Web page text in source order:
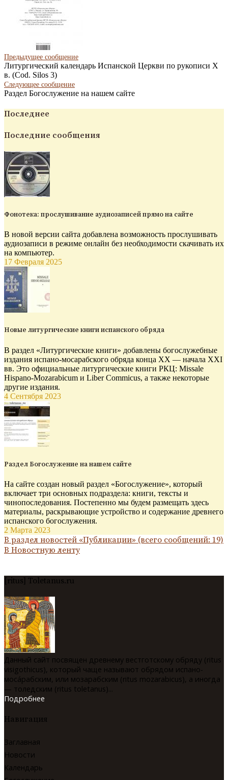
Предыдущее сообщение
Литургический календарь Испанской Церкви по рукописи X
в. (Cod. Silos 3)
Следующее сообщение
Раздел Богослужение на нашем сайте
Последнее
Последние сообщения
Фонотека: прослушивание аудиозаписей прямо на сайте
В новой версии сайта добавлена возможность прослушивать
аудиозаписи в режиме онлайн без необходимости скачивать их
на компьютер.
17 Февраля 2025
Новые литургические книги испанского обряда
В раздел «Литургические книги» добавлены богослужебные
издания испано-мосарабского обряда конца XX — начала XXI
вв. Это официальные литургические книги РКЦ: Missale
Hispano-Mozarabicum и Liber Commicus, а также некоторые
другие издания.
4 Сентября 2023
Раздел Богослужение на нашем сайте
На сайте создан новый раздел «Богослужение», который
включает три основных подраздела: книги, тексты и
чинопоследования. Постепенно мы будем размещать здесь
материалы, раскрывающие устройство и содержание древнего
испанского богослужения.
2 Марта 2023
В раздел новостей «Публикации» (всего сообщений: 19)
В Новостную ленту
[ritus] Toletanus.ru
Данный сайт посвящен древнему вестготскому обряду (ritus
visigothicus), который чаще называют обрядом испано-
мосáрабским, или мозарабским (ritus mozarabicus), а иногда
— толедским (ritus toletanus)...
Подробнее
Навигация
Заглавная
Новости
Календарь